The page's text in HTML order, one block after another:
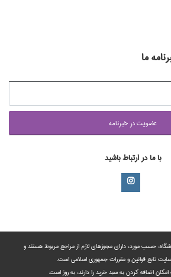
ما
عضويت در خبرنامه
با ما در ارتباط باشید
حسب مورد،‌ دارای مجوزهای لازم از مراجع مربوط هستند ‌و‌‌
تابع قوانین و مقررات جمهوری اسلامی است.
اضافه کردن به سبد خرید را دارند،‌ به روز است.